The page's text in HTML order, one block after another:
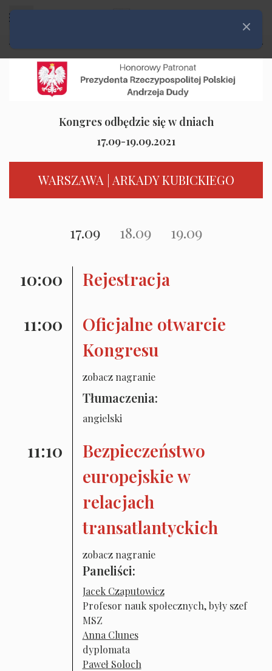
Kongres odbędzie się w dniach
17.09-19.09.2021
WARSZAWA | ARKADY KUBICKIEGO
17.09 18.09 19.09
10:00
Rejestracja
11:00
Oficjalne otwarcie
Kongresu
zobacz nagranie
Tłumaczenia:
angielski
11:10
Bezpieczeństwo
europejskie w
relacjach
transatlantyckich
zobacz nagranie
Paneliści:
Jacek Czaputowicz
Profesor nauk społecznych, były szef
MSZ
Anna Clunes
dyplomata
Paweł Soloch
Zamknij